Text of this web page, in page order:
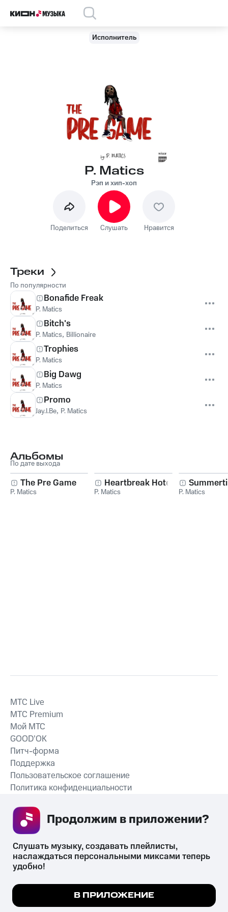
Исполнитель
P. Matics
Рэп и хип-хоп
Поделиться Слушать Нравится
Треки
По популярности
Bonafide Freak
P. Matics
Bitch's
P. Matics, Billionaire
Trophies
P. Matics
Big Dawg
P. Matics
Promo
Jay.I.Be, P. Matics
Альбомы
По дате выхода
The Pre Game
P. Matics
Heartbreak Hotel
P. Matics P. Matics
СКАЧАТЬ ПРИЛОЖЕНИЕ
MTС Live
MTС Premium
Мой МТС
GOOD’OK
Питч-форма
Поддержка
Пользовательское соглашение
Политика конфиденциальности
психотропных веществ, их аналогов причиняет вред здоровью,
их незаконный оборот запрещён и влечёт установленную
законодательством ответственность.
Мы используем куки, чтобы на сайте все
Подробнее
Слушать музыку, создавать плейлисты,
наслаждаться персональными миксами теперь
удобно!
В ПРИЛОЖЕНИЕ